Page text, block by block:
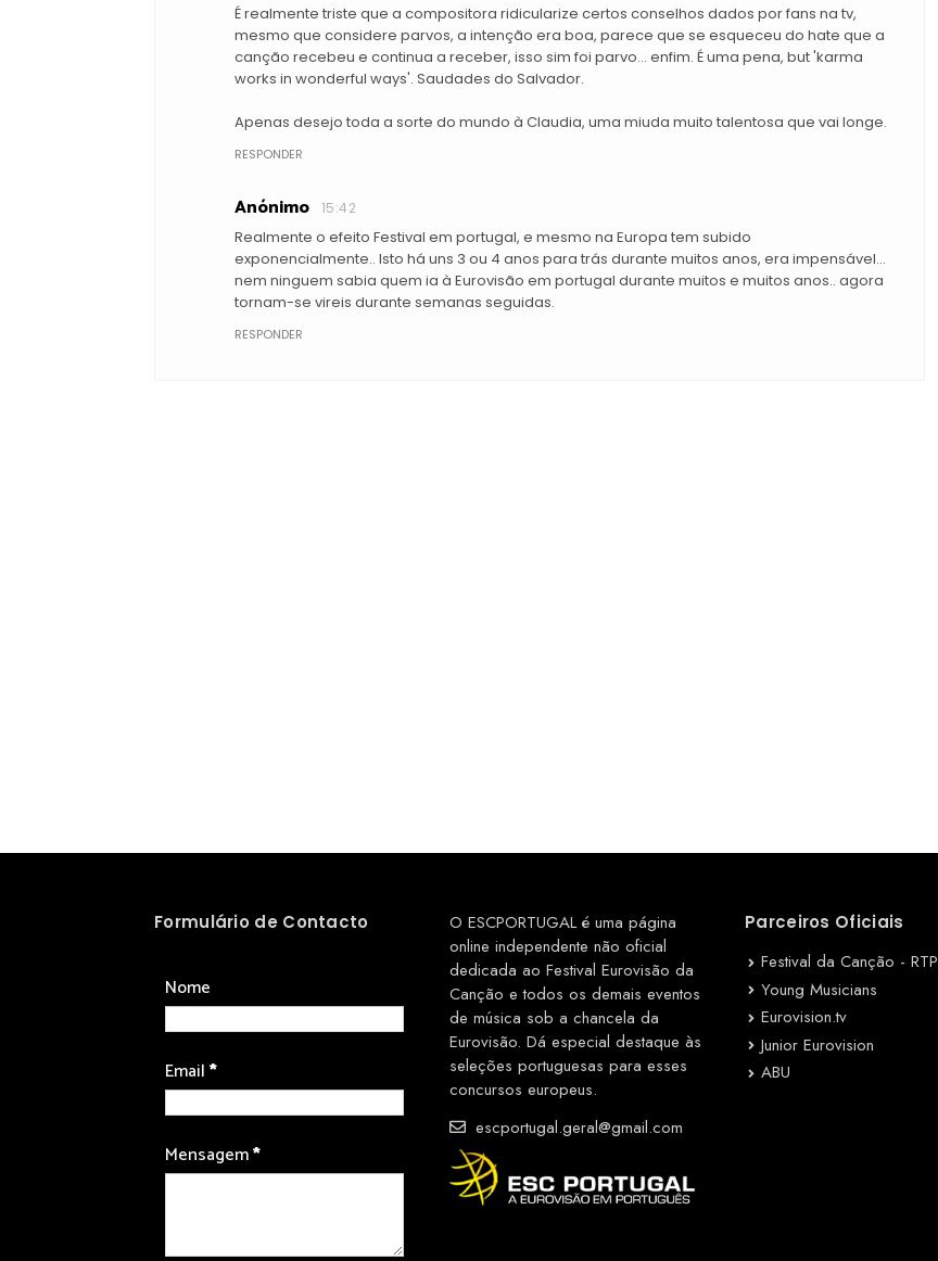
É realmente triste que a compositora ridicularize certos conselhos dados por fans na tv,
mesmo que considere parvos, a intenção era boa, parece que se esqueceu do hate que a
canção recebeu e continua a receber, isso sim foi parvo... enfim. É uma pena, but 'karma
works in wonderful ways'. Saudades do Salvador.
Apenas desejo toda a sorte do mundo à Claudia, uma miuda muito talentosa que vai longe.
RESPONDER
Anónimo 15:42
Realmente o efeito Festival em portugal, e mesmo na Europa tem subido
exponencialmente.. Isto há uns 3 ou 4 anos para trás durante muitos anos, era impensável...
nem ninguem sabia quem ia à Eurovisão em portugal durante muitos e muitos anos.. agora
tornam-se vireis durante semanas seguidas.
RESPONDER
Formulário de Contacto
Nome
Email*
Mensagem*
O ESCPORTUGAL é uma página
online independente não oficial
dedicada ao Festival Eurovisão da
Canção e todos os demais eventos
de música sob a chancela da
Eurovisão. Dá especial destaque às
seleções portuguesas para esses
concursos europeus.
escportugal.geral@gmail.com
Parceiros Oficiais
Festival da Canção - RTP
Young Musicians
Eurovision.tv
Junior Eurovision
ABU